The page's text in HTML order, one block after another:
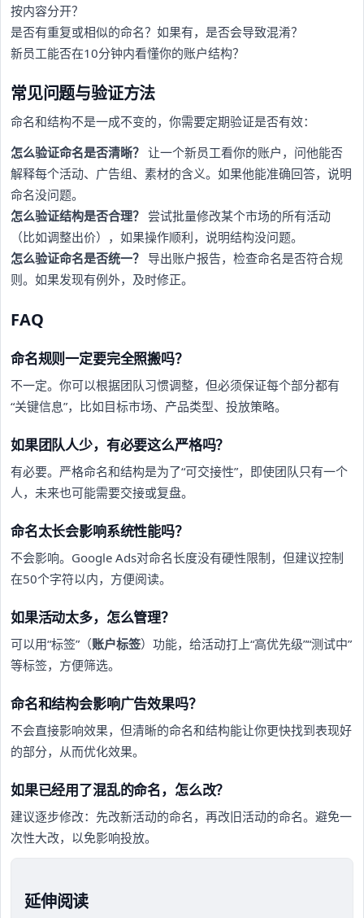
按内容分开？
是否有重复或相似的命名？如果有，是否会导致混淆？
新员工能否在10分钟内看懂你的账户结构？
常见问题与验证方法
命名和结构不是一成不变的，你需要定期验证是否有效：
怎么验证命名是否清晰？ 让一个新员工看你的账户，问他能否
解释每个活动、广告组、素材的含义。如果他能准确回答，说明
命名没问题。
怎么验证结构是否合理？ 尝试批量修改某个市场的所有活动
（比如调整出价），如果操作顺利，说明结构没问题。
怎么验证命名是否统一？ 导出账户报告，检查命名是否符合规
则。如果发现有例外，及时修正。
FAQ
命名规则一定要完全照搬吗？
不一定。你可以根据团队习惯调整，但必须保证每个部分都有
“关键信息”，比如目标市场、产品类型、投放策略。
如果团队人少，有必要这么严格吗？
有必要。严格命名和结构是为了“可交接性”，即使团队只有一个
人，未来也可能需要交接或复盘。
命名太长会影响系统性能吗？
不会影响。Google Ads对命名长度没有硬性限制，但建议控制
在50个字符以内，方便阅读。
如果活动太多，怎么管理？
可以用“标签”（账户标签）功能，给活动打上“高优先级”“测试中”
等标签，方便筛选。
命名和结构会影响广告效果吗？
不会直接影响效果，但清晰的命名和结构能让你更快找到表现好
的部分，从而优化效果。
如果已经用了混乱的命名，怎么改？
建议逐步修改：先改新活动的命名，再改旧活动的命名。避免一
次性大改，以免影响投放。
延伸阅读